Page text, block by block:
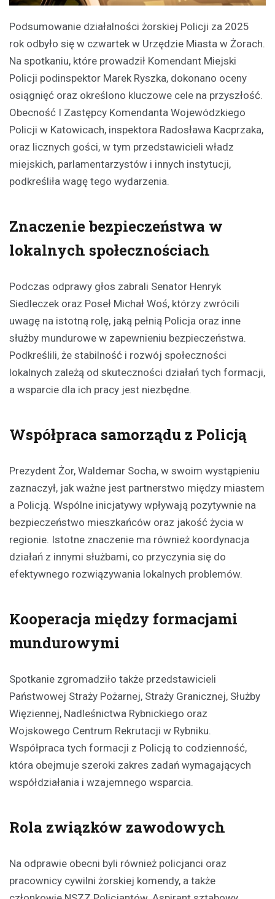
Podsumowanie działalności żorskiej Policji za 2025
rok odbyło się w czwartek w Urzędzie Miasta w Żorach.
Na spotkaniu, które prowadził Komendant Miejski
Policji podinspektor Marek Ryszka, dokonano oceny
osiągnięć oraz określono kluczowe cele na przyszłość.
Obecność I Zastępcy Komendanta Wojewódzkiego
Policji w Katowicach, inspektora Radosława Kacprzaka,
oraz licznych gości, w tym przedstawicieli władz
miejskich, parlamentarzystów i innych instytucji,
podkreśliła wagę tego wydarzenia.
Znaczenie bezpieczeństwa w
lokalnych społecznościach
Podczas odprawy głos zabrali Senator Henryk
Siedleczek oraz Poseł Michał Woś, którzy zwrócili
uwagę na istotną rolę, jaką pełnią Policja oraz inne
służby mundurowe w zapewnieniu bezpieczeństwa.
Podkreślili, że stabilność i rozwój społeczności
lokalnych zależą od skuteczności działań tych formacji,
a wsparcie dla ich pracy jest niezbędne.
Współpraca samorządu z Policją
Prezydent Żor, Waldemar Socha, w swoim wystąpieniu
zaznaczył, jak ważne jest partnerstwo między miastem
a Policją. Wspólne inicjatywy wpływają pozytywnie na
bezpieczeństwo mieszkańców oraz jakość życia w
regionie. Istotne znaczenie ma również koordynacja
działań z innymi służbami, co przyczynia się do
efektywnego rozwiązywania lokalnych problemów.
Kooperacja między formacjami
mundurowymi
Spotkanie zgromadziło także przedstawicieli
Państwowej Straży Pożarnej, Straży Granicznej, Służby
Więziennej, Nadleśnictwa Rybnickiego oraz
Wojskowego Centrum Rekrutacji w Rybniku.
Współpraca tych formacji z Policją to codzienność,
która obejmuje szeroki zakres zadań wymagających
współdziałania i wzajemnego wsparcia.
Rola związków zawodowych
Na odprawie obecni byli również policjanci oraz
pracownicy cywilni żorskiej komendy, a także